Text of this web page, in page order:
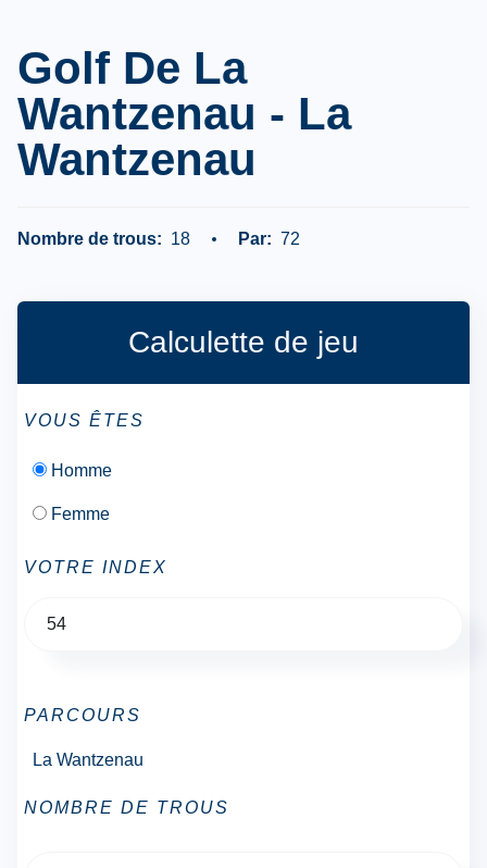
Golf De La
Wantzenau - La
Wantzenau
Nombre de trous: 18 Par: 72
Calculette de jeu
VOUS ÊTES
Homme
Femme
VOTRE INDEX
PARCOURS
La Wantzenau
NOMBRE DE TROUS